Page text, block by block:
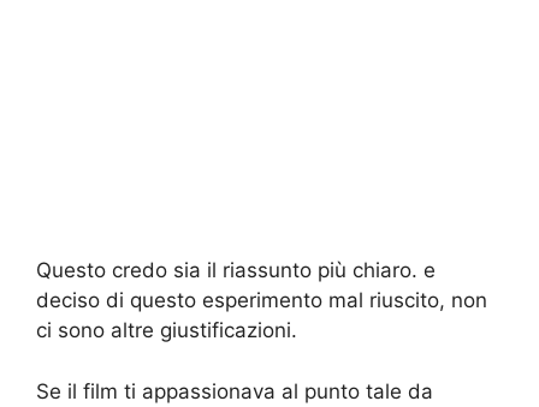
Questo credo sia il riassunto più chiaro. e
deciso di questo esperimento mal riuscito, non
ci sono altre giustificazioni.
Se il film ti appassionava al punto tale da